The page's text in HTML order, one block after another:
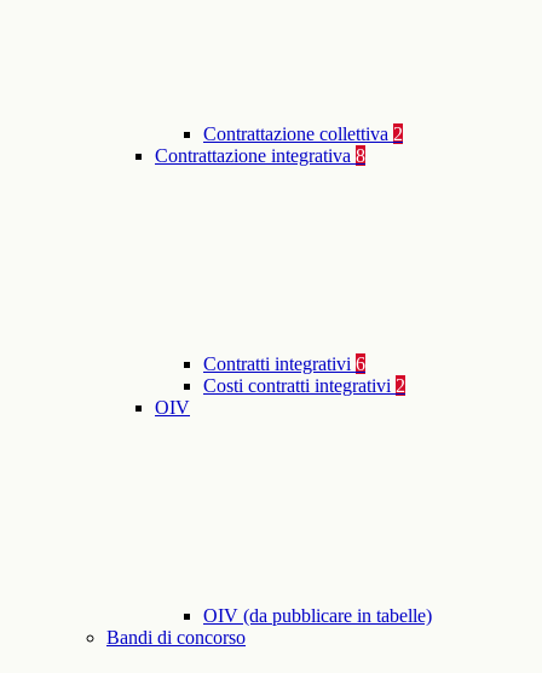
Contrattazione collettiva 2
Contrattazione integrativa 8
Contratti integrativi 6
Costi contratti integrativi 2
OIV
OIV (da pubblicare in tabelle)
Bandi di concorso